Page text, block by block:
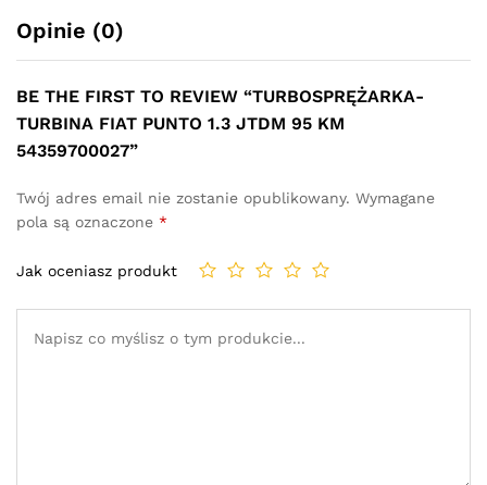
Opinie (0)
BE THE FIRST TO REVIEW “TURBOSPRĘŻARKA-
TURBINA FIAT PUNTO 1.3 JTDM 95 KM
54359700027”
Twój adres email nie zostanie opublikowany. Wymagane
pola są oznaczone *
Jak oceniasz produkt